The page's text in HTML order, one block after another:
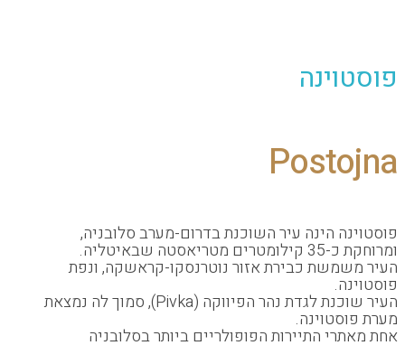
הינה עיר השוכנת בדרום-מערב סלובניה,
שבאיטליה.
כבירת אזור נוטרנסקו-קראשקה, ונפת
העיר שוכנת לגדת נהר הפיווקה (Pivka), סמוך לה נמצאת
התיירות הפופולריים ביותר בסלובניה